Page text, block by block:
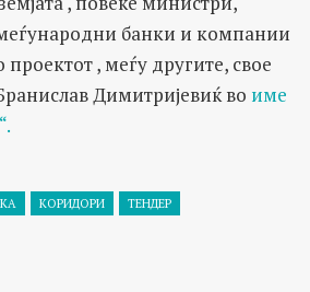
банки и компании
проектот , меѓу другите, свое
Димитријевиќ во име
КОРИДОРИ ТЕНДЕР